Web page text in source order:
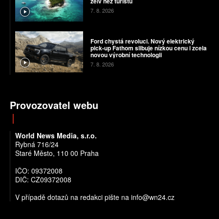
7. 8. 2026
Ford chystá revoluci. Nový elektrický
pick-up Fathom slibuje nízkou cenu i zcela
novou výrobní technologii
7. 8. 2026
Provozovatel webu
World News Media, s.r.o.
Rybná 716/24
Staré Město, 110 00 Praha
IČO: 09372008
DIČ: CZ09372008
V případě dotazů na redakci pište na info@wn24.cz